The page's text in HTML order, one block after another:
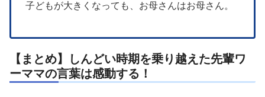
子どもが大きくなっても、お母さんはお母さん。
【まとめ】しんどい時期を乗り越えた先輩ワ
ーママの言葉は感動する！